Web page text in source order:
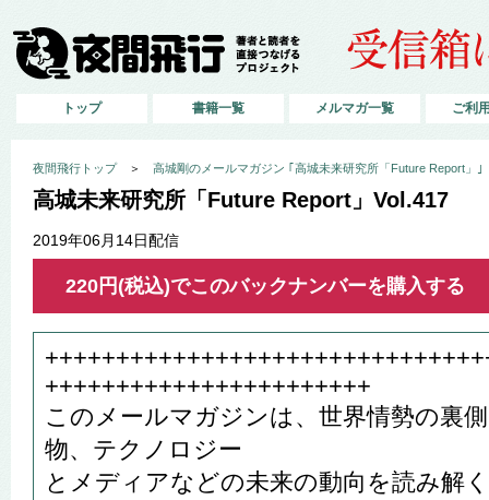
トップ 書籍一覧 メルマガ一覧 ご利
夜間飛行トップ＞ 高城剛のメールマガジン ｢高城未来研究所「Future Report」｣
高城未来研究所「Future Report」Vol.417
2019年06月14日配信
220円(税込)でこのバックナンバーを購入する
+++++++++++++++++++++++
このメールマガジンは、世界情勢の裏
物、テクノロジー
とメディアなどの未来の動向を読み解